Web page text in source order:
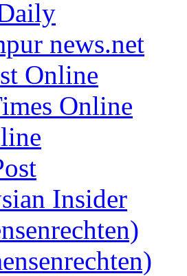
news.net
Online
Online
Insider